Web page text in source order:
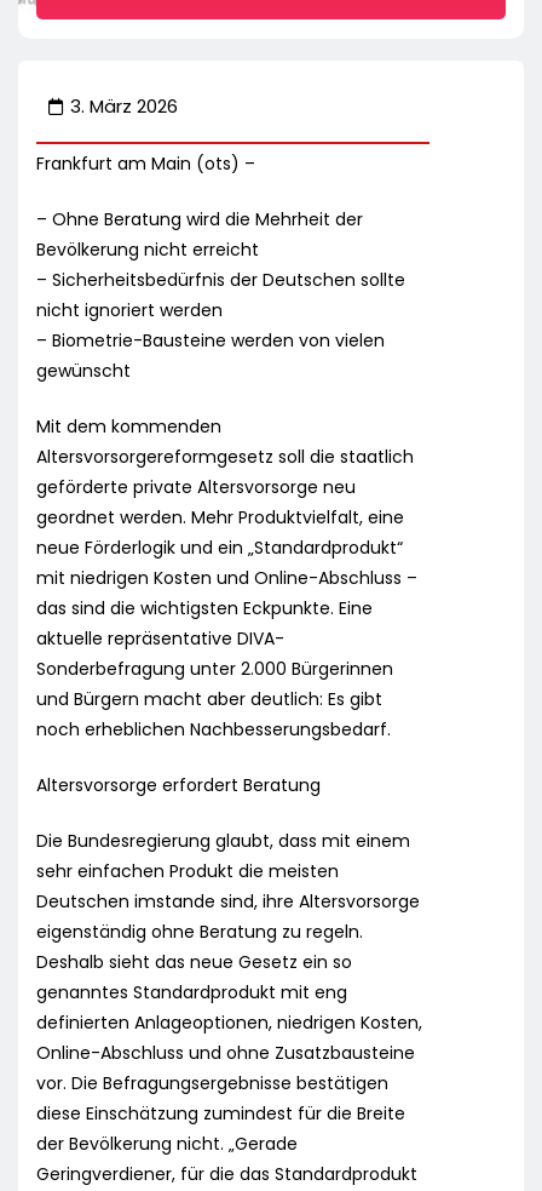
3. März 2026
Frankfurt am Main (ots) –
– Ohne Beratung wird die Mehrheit der
Bevölkerung nicht erreicht
– Sicherheitsbedürfnis der Deutschen sollte
nicht ignoriert werden
– Biometrie-Bausteine werden von vielen
gewünscht
Mit dem kommenden
Altersvorsorgereformgesetz soll die staatlich
geförderte private Altersvorsorge neu
geordnet werden. Mehr Produktvielfalt, eine
neue Förderlogik und ein „Standardprodukt“
mit niedrigen Kosten und Online-Abschluss –
das sind die wichtigsten Eckpunkte. Eine
aktuelle repräsentative DIVA-
Sonderbefragung unter 2.000 Bürgerinnen
und Bürgern macht aber deutlich: Es gibt
noch erheblichen Nachbesserungsbedarf.
Altersvorsorge erfordert Beratung
Die Bundesregierung glaubt, dass mit einem
sehr einfachen Produkt die meisten
Deutschen imstande sind, ihre Altersvorsorge
eigenständig ohne Beratung zu regeln.
Deshalb sieht das neue Gesetz ein so
genanntes Standardprodukt mit eng
definierten Anlageoptionen, niedrigen Kosten,
Online-Abschluss und ohne Zusatzbausteine
vor. Die Befragungsergebnisse bestätigen
diese Einschätzung zumindest für die Breite
der Bevölkerung nicht. „Gerade
Geringverdiener, für die das Standardprodukt